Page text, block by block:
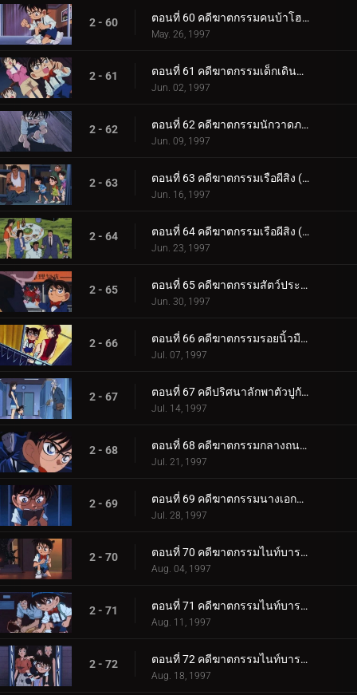
2 - 60 ตอนที่ 60 คดีฆาตกรรมคนบ้าโฮล์มส์ (ตอนจบ)
May. 26, 1997
2 - 61 ตอนที่ 61 คดีฆาตกรรมเด็กเดินจ่ายตลาด
Jun. 02, 1997
2 - 62 ตอนที่ 62 คดีฆาตกรรมนักวาดภาพ
Jun. 09, 1997
2 - 63 ตอนที่ 63 คดีฆาตกรรมเรือผีสิง (ตอนแรก)
Jun. 16, 1997
2 - 64 ตอนที่ 64 คดีฆาตกรรมเรือผีสิง (ตอนจบ)
Jun. 23, 1997
2 - 65 ตอนที่ 65 คดีฆาตกรรมสัตว์ประหลาดโกเมล่า
Jun. 30, 1997
2 - 66 ตอนที่ 66 คดีฆาตกรรมรอยนิ้วมือที่ 3
Jul. 07, 1997
2 - 67 ตอนที่ 67 คดีปริศนาลักพาตัวปูกับปลาวาฬ
Jul. 14, 1997
2 - 68 ตอนที่ 68 คดีฆาตกรรมกลางถนนยามวิกาล
Jul. 21, 1997
2 - 69 ตอนที่ 69 คดีฆาตกรรมนางเอกละครเวที
Jul. 28, 1997
2 - 70 ตอนที่ 70 คดีฆาตกรรมไนท์บารอน (เปิดคดี)
Aug. 04, 1997
2 - 71 ตอนที่ 71 คดีฆาตกรรมไนท์บารอน (ภาคสงสัย)
Aug. 11, 1997
2 - 72 ตอนที่ 72 คดีฆาตกรรมไนท์บารอน (ภาคปิดคดี)
Aug. 18, 1997